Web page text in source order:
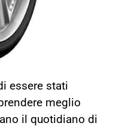
essere stati
meglio
il quotidiano di